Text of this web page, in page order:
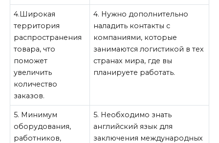
4.Широкая
территория
распространения
товара, что
поможет
увеличить
количество
заказов.
4. Нужно дополнительно
наладить контакты с
компаниями, которые
занимаются логистикой в тех
странах мира, где вы
планируете работать.
5. Минимум
оборудования,
работников,
5. Необходимо знать
английский язык для
заключения международных